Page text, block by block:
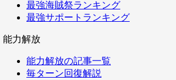
最強海賊祭ランキング
最強サポートランキング
能力解放
能力解放の記事一覧
毎ターン回復解説